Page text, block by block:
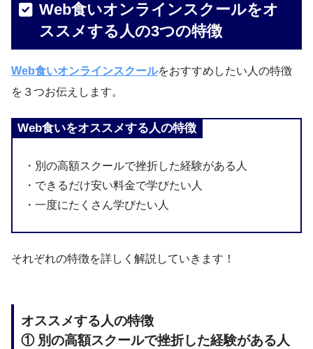
Web食いオンラインスクールをオ
ススメする人の3つの特徴
Web食いオンラインスクールをおすすめしたい人の特徴
を３つお伝えします。
Web食いをオススメする人の特徴
・別の高額スクールで挫折した経験がある人
・できるだけ安い料金で学びたい人
・一度にたくさん学びたい人
それぞれの特徴を詳しく解説していきます！
オススメする人の特徴
① 別の高額スクールで挫折した経験がある人